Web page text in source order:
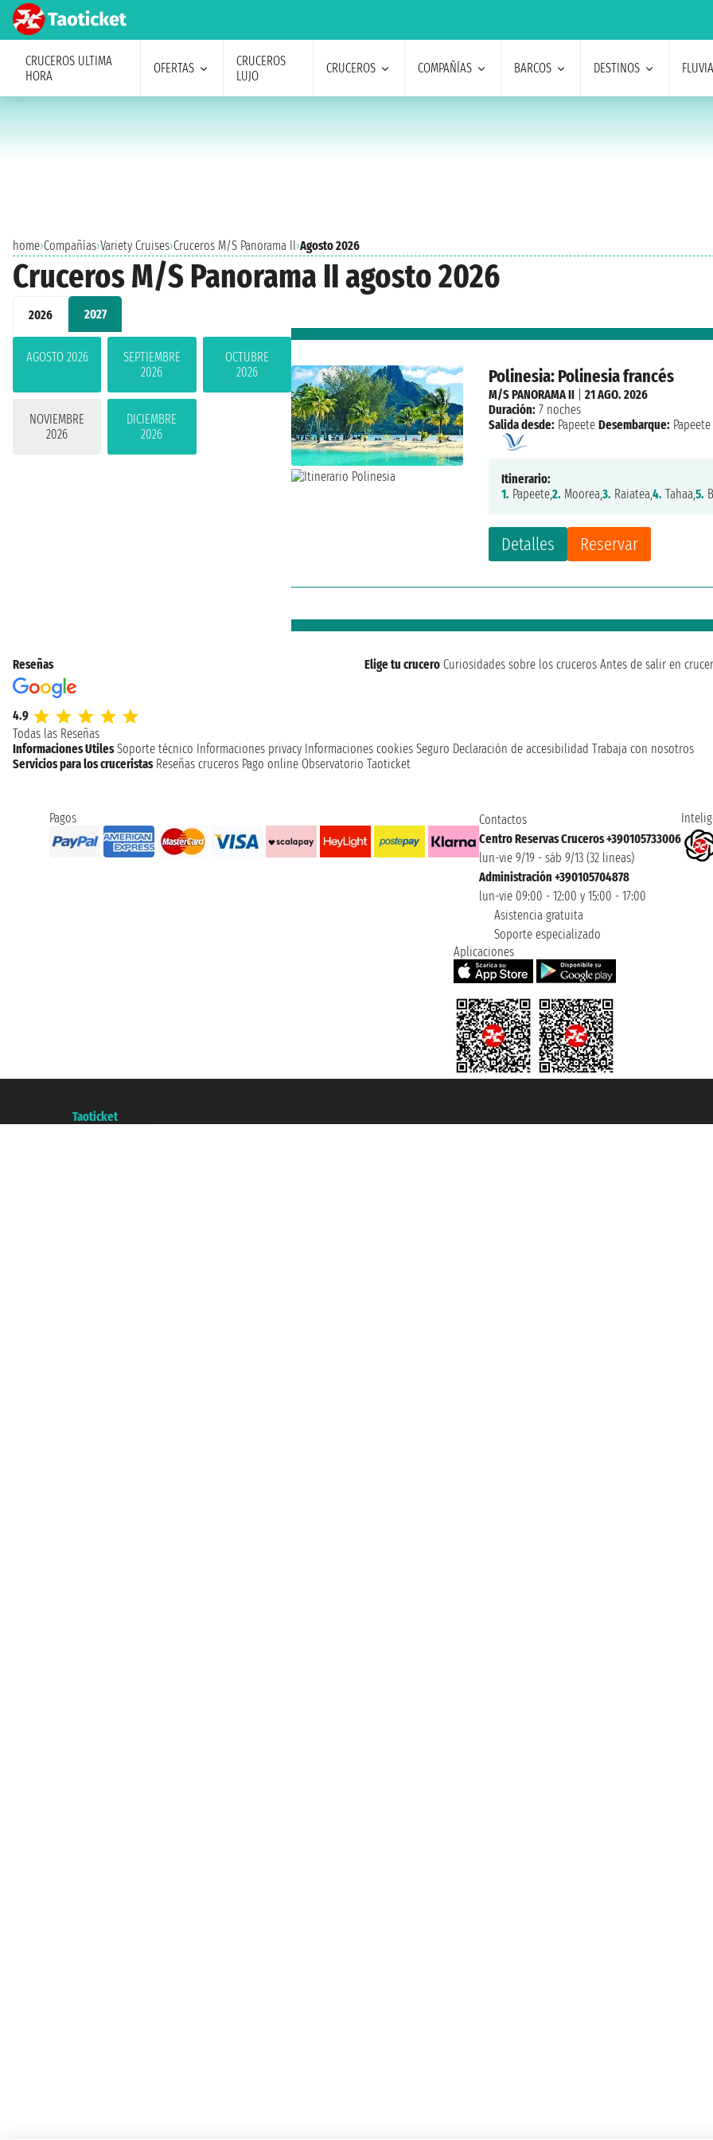
CRUCEROS ULTIMA
HORA
OFERTAS
CRUCEROS
LUJO
CRUCEROS COMPAÑÍAS BARCOS DESTINOS
home›Compañías›Variety Cruises›Cruceros M/S Panorama II›Agosto 2026
Cruceros M/S Panorama II agosto 2026
2026 2027
AGOSTO 2026
SEPTIEMBRE
2026
OCTUBRE
2026
NOVIEMBRE
2026
DICIEMBRE
2026
Polinesia: Polinesia francés
Detalles Reservar
M/S PANORAMA II |21 AGO. 2026
Duración: 7 noches
Salida desde: Papeete Desembarque: Papeete
Itinerario:
1. Papeete,2. Moorea,3. Raiatea,4. Tahaa,5.
Reseñas
4.9
Todas las Reseñas
Elige tu crucero Curiosidades sobre los cruceros Antes de salir en
Informaciones Utiles Soporte técnico Informaciones privacy Informaciones cookies Seguro Declaración de accesibilidad Trabaja con nosotros
Servicios para los cruceristas Reseñas cruceros Pago online Observatorio Taoticket
Pagos
Contactos
Centro Reservas Cruceros +390105733006
lun-vie 9/19 - sáb 9/13 (32 lineas)
Administración +390105704878
lun-vie 09:00 - 12:00 y 15:00 - 17:00
Asistencia gratuita
Soporte especializado
Aplicaciones
Taoticket